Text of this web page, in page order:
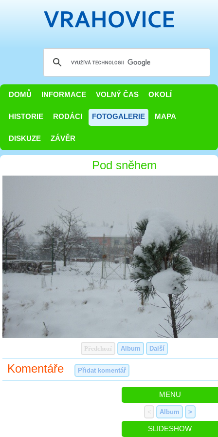
DOMŮ INFORMACE VOLNÝ ČAS OKOLÍ
HISTORIE RODÁCI FOTOGALERIE MAPA
DISKUZE ZÁVĚR
Pod sněhem
Předchozí Album Další
Komentáře Přidat komentář
MENU
< Album >
SLIDESHOW